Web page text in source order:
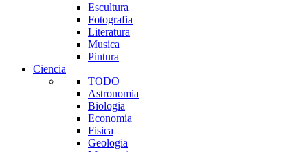
Escultura
Fotografia
Literatura
Musica
Pintura
Ciencia
TODO
Astronomia
Biologia
Economia
Fisica
Geologia